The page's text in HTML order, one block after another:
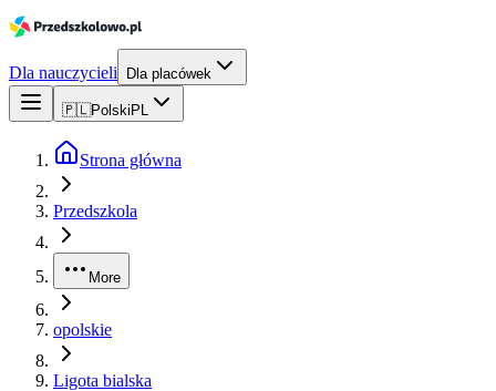
Dla nauczycieli Dla placówek
🇵🇱Polski PL
Strona główna
Przedszkola
More
opolskie
Ligota bialska